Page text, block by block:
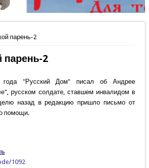
парень-2
парень-2
"Русский Дом" писал об Андрее
русском солдате, ставшем инвалидом в
назад в редакцию пришло письмо от
помощи.
1092